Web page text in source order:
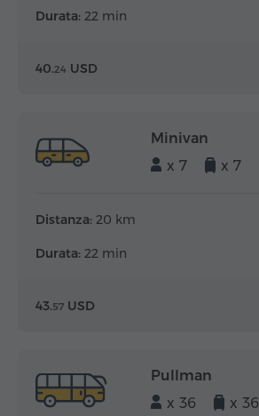
Durata: 22 min
40.24 USD
Minivan
x 7
x 7
Distanza: 20 km
Durata: 22 min
43.57 USD
Pullman
x 36
x 36